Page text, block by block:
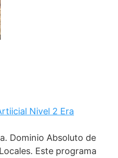
Nivel 2 Era
Dominio Absoluto de
Este programa